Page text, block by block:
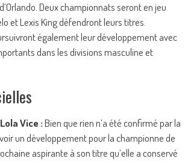
Deux championnats seront en jeu
et Lexis King défendront leurs titres.
également leur développement avec
dans les divisions masculine et
Vice :Bien que rien n’a été confirmé par la
un développement pour la championne de
aspirante à son titre qu’elle a conservé